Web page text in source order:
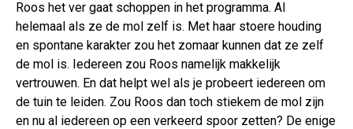
Roos het ver gaat schoppen in het programma. Al
helemaal als ze de mol zelf is. Met haar stoere houding
en spontane karakter zou het zomaar kunnen dat ze zelf
de mol is. Iedereen zou Roos namelijk makkelijk
vertrouwen. En dat helpt wel als je probeert iedereen om
de tuin te leiden. Zou Roos dan toch stiekem de mol zijn
en nu al iedereen op een verkeerd spoor zetten? De enige